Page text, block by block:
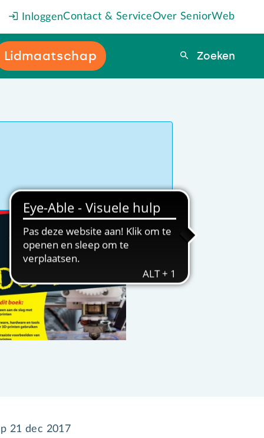
InloggenContact & ServiceOver SeniorWeb
Lidmaatschap Zoeken
Zoeken
21 dec 2017